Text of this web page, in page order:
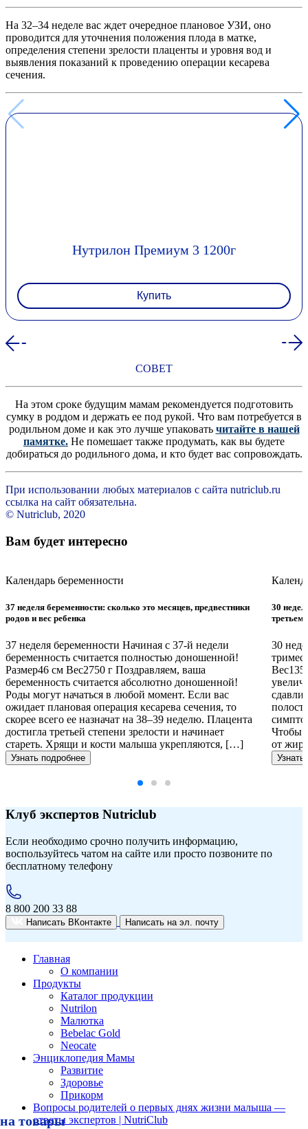
На 32–34 неделе вас ждет очередное плановое УЗИ, оно
проводится для уточнения положения плода в матке,
определения степени зрелости плаценты и уровня вод и
выявления показаний к проведению операции кесарева
сечения.
Нутрилон Премиум 3 1200г
Купить
СОВЕТ
На этом сроке будущим мамам рекомендуется подготовить
сумку в роддом и держать ее под рукой. Что вам потребуется в
родильном доме и как это лучше упаковать читайте в нашей
памятке. Не помешает также продумать, как вы будете
добираться до родильного дома, и кто будет вас сопровождать.
При использовании любых материалов с сайта nutriclub.ru
ссылка на сайт обязательна.
© Nutriclub, 2020
Вам будет интересно
Календарь беременности
37 неделя беременности: сколько это месяцев, предвестники
родов и вес ребенка
37 неделя беременности Начиная с 37-й недели
беременность считается полностью доношенной!
Размер46 см Вес2750 г Поздравляем, ваша
беременность считается абсолютно доношенной!
Роды могут начаться в любой момент. Если вас
ожидает плановая операция кесарева сечения, то
скорее всего ее назначат на 38–39 неделю. Плацента
достигла третьей степени зрелости и начинает
стареть. Хрящи и кости малыша укрепляются, […]
Узнать подробнее
30
третьем
30
Чтобы
от
Узнать
Клуб экспертов Nutriclub
Если необходимо срочно получить информацию,
воспользуйтесь чатом на сайте или просто позвоните по
бесплатному телефону
8 800 200 33 88
Написать ВКонтакте Написать на эл. почту
Главная
О компании
Продукты
Каталог продукции
Nutrilon
Малютка
Bebelac Gold
Neocate
Энциклопедия Мамы
Развитие
Здоровье
Прикорм
Вопросы родителей о первых днях жизни малыша —
ответы экспертов | NutriClub
на товары
Условия акции «Скидка 10% при покупке товара из подборки по промокоду 10NUTRICLUB»
Сроки проведения акции «с 10:00:00 2.07.2026 по 23:59:59 30.09.2026 (время московское)».